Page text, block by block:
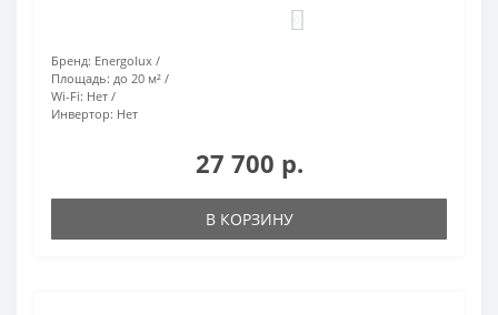
Бренд: Energolux
Площадь: до 20 м²
Wi-Fi: Нет
Инвертор: Нет
27 700 р.
В КОРЗИНУ